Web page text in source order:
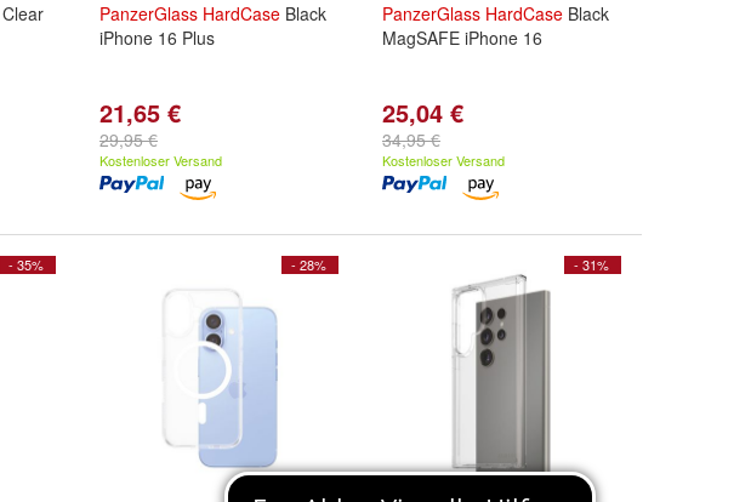
Clear
PanzerGlass HardCase Black
iPhone 16 Plus
21,65 €
29,95 €
Kostenloser Versand
PanzerGlass HardCase Black
MagSAFE iPhone 16
25,04 €
34,95 €
Kostenloser Versand
- 35% - 28% - 31%